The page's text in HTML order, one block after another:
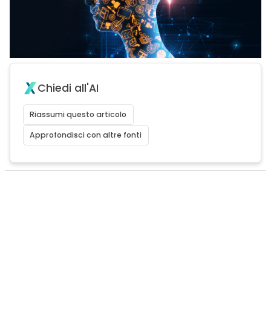
Chiedi all'AI
Riassumi questo articolo
Approfondisci con altre fonti